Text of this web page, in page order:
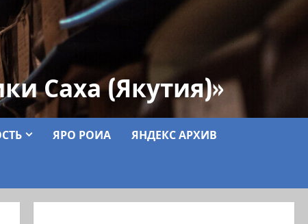
Саха (Якутия)»
ЯРО РОИА ЯНДЕКС АРХИВ